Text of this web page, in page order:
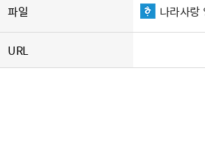
파일 나라사
URL